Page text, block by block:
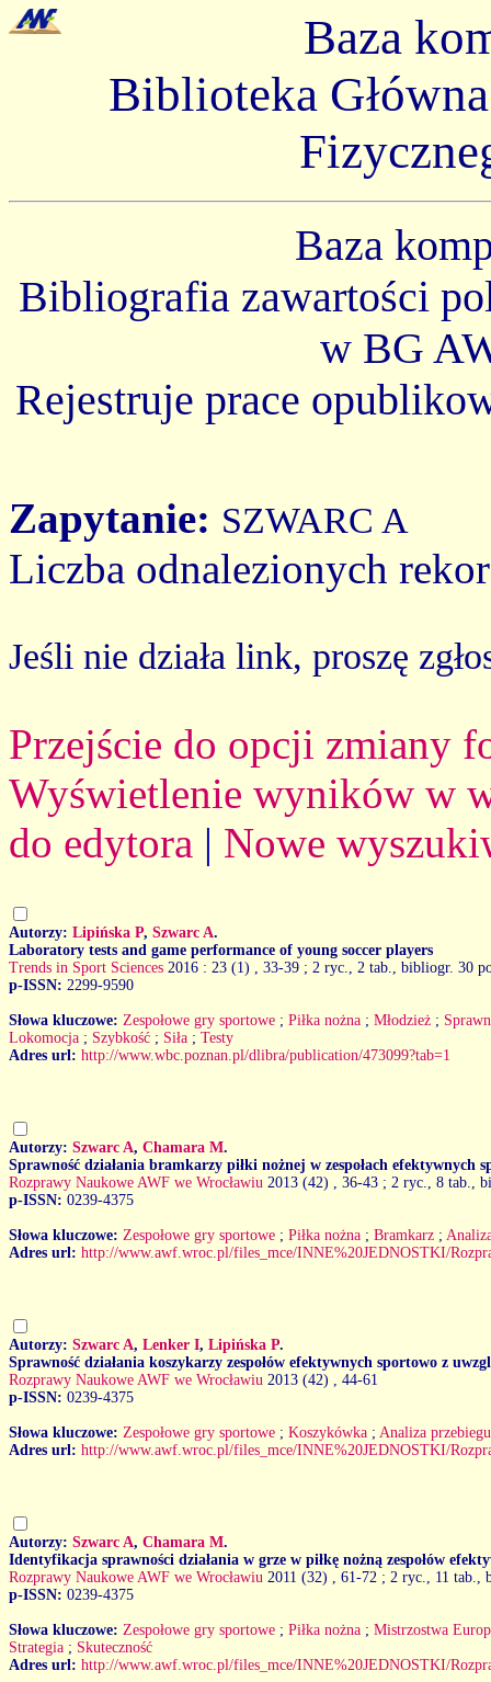
Baza
Biblioteka
Baza
Bibliografia zawartości
w BG
Rejestruje prace
Zapytanie: SZWARC A
Liczba odnalezionych
Jeśli nie działa link, proszę
Przejście do opcji zmiany
Wyświetlenie wyników w
do edytora | Nowe
Autorzy: Lipińska P, Szwarc A.
Laboratory tests and game performance of young soccer players
Trends in Sport Sciences 2016 : 23 (1)
, 33-39 ; 2 ryc., 2 tab., bibliogr. 30
p-ISSN: 2299-9590
Słowa kluczowe: Zespołowe gry sportowe ; Piłka nożna ; Młodzież ;
Lokomocja ; Szybkość ; Siła ; Testy
Adres url: http://www.wbc.poznan.pl/dlibra/publication/473099?tab=1
Autorzy: Szwarc A, Chamara M.
Sprawność działania bramkarzy piłki nożnej w zespołach efektywnych
Rozprawy Naukowe AWF we Wrocławiu 2013 (42)
, 36-43 ; 2 ryc., 8 tab.,
p-ISSN: 0239-4375
Słowa kluczowe: Zespołowe gry sportowe ; Piłka nożna ; Bramkarz ;
Adres url: http://www.awf.wroc.pl/files_mce/INNE%20JEDNOSTKI/
Autorzy: Szwarc A, Lenker I, Lipińska P.
Sprawność działania koszykarzy zespołów efektywnych sportowo z
Rozprawy Naukowe AWF we Wrocławiu 2013 (42)
, 44-61
p-ISSN: 0239-4375
Słowa kluczowe: Zespołowe gry sportowe ; Koszykówka ; Analiza
Adres url: http://www.awf.wroc.pl/files_mce/INNE%20JEDNOSTKI/
Autorzy: Szwarc A, Chamara M.
Identyfikacja sprawności działania w grze w piłkę nożną zespołów
Rozprawy Naukowe AWF we Wrocławiu 2011 (32)
, 61-72 ; 2 ryc., 11 tab.,
p-ISSN: 0239-4375
Słowa kluczowe: Zespołowe gry sportowe ; Piłka nożna ; Mistrzostwa
Strategia ; Skuteczność
Adres url: http://www.awf.wroc.pl/files_mce/INNE%20JEDNOSTKI/